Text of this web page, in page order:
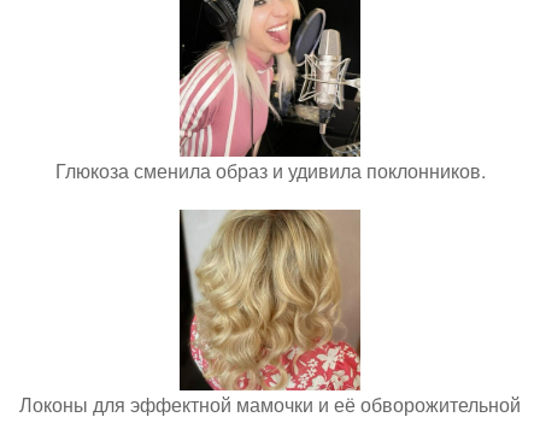
Глюкоза сменила образ и удивила поклонников.
Локоны для эффектной мамочки и её обворожительной